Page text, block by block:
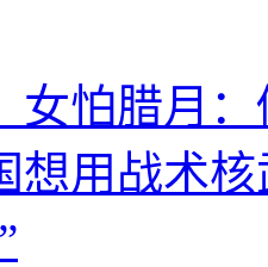
女怕腊月
想用战术